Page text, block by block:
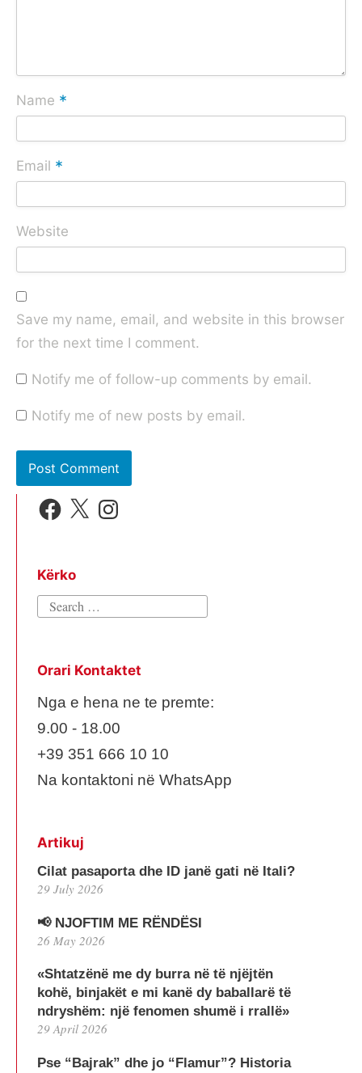
Name *
Email *
Website
Save my name, email, and website in this browser
for the next time I comment.
Notify me of follow-up comments by email.
Notify me of new posts by email.
Facebook
X Instagram
Kërko
Search
Orari Kontaktet
Nga e hena ne te premte:
9.00 - 18.00
+39 351 666 10 10
Na kontaktoni në WhatsApp
Artikuj
Cilat pasaporta dhe ID janë gati në Itali?
29 July 2026
📢 NJOFTIM ME RËNDËSI
26 May 2026
«Shtatzënë me dy burra në të njëjtën
kohë, binjakët e mi kanë dy baballarë të
ndryshëm: një fenomen shumë i rrallë»
29 April 2026
Pse “Bajrak” dhe jo “Flamur”? Historia